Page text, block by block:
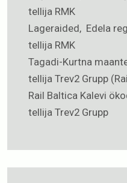
tellija RMK
Lageraided, Edela
tellija RMK
Tagadi-Kurtna
tellija Trev2 Grupp
Rail Baltica Kalevi
tellija Trev2 Grupp